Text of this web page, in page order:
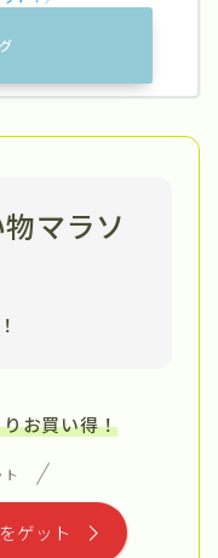
マラソ
お買い得！
ゲット